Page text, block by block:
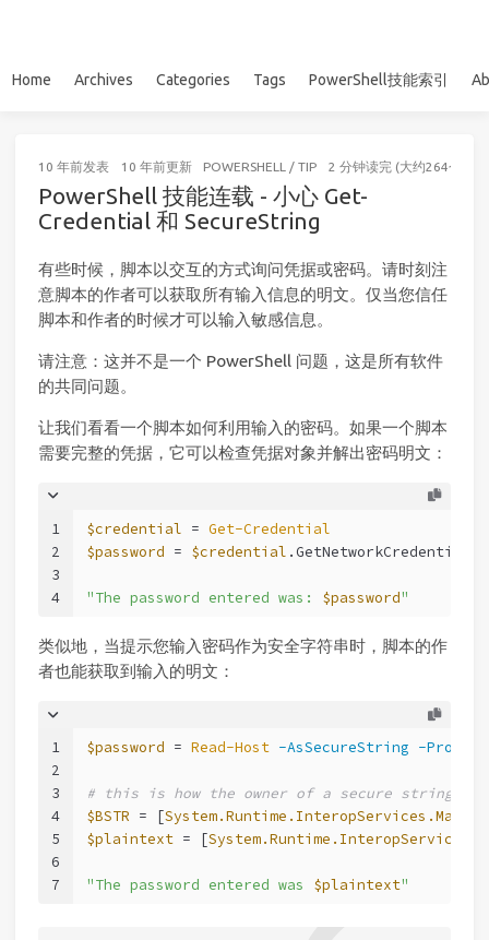
Home Archives Categories Tags PowerShell技能索引
10 年前发表 10 年前更新 POWERSHELL / TIP 2 分钟读完 (大约264个字)
PowerShell 技能连载 - 小心 Get-
Credential 和 SecureString
有些时候，脚本以交互的方式询问凭据或密码。请时刻注
意脚本的作者可以获取所有输入信息的明文。仅当您信任
脚本和作者的时候才可以输入敏感信息。
请注意：这并不是一个 PowerShell 问题，这是所有软件
的共同问题。
让我们看看一个脚本如何利用输入的密码。如果一个脚本
需要完整的凭据，它可以检查凭据对象并解出密码明文：
1
2
3
4
$credential = Get-Credential
$password = $credential
"The password entered was: $password"
类似地，当提示您输入密码作为安全字符串时，脚本的作
者也能获取到输入的明文：
1
2
3
4
5
6
7
$password = Read-Host -AsSecureString -Prompt
# this is how the owner of a secure string
$BSTR = [
$plaintext = [
"The password entered was $plaintext"